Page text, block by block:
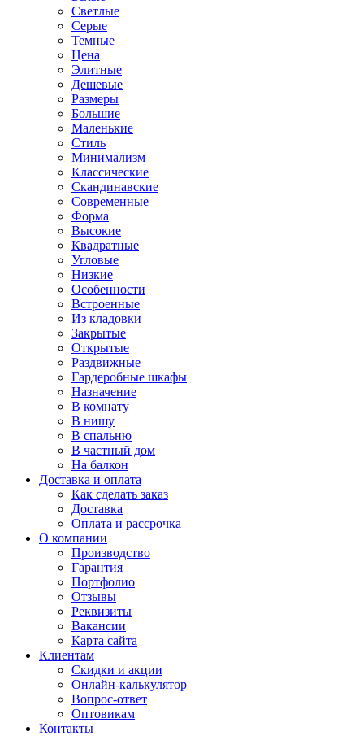
Светлые
Серые
Темные
Цена
Элитные
Дешевые
Размеры
Большие
Маленькие
Стиль
Минимализм
Классические
Скандинавские
Современные
Форма
Высокие
Квадратные
Угловые
Низкие
Особенности
Встроенные
Из кладовки
Закрытые
Открытые
Раздвижные
Гардеробные шкафы
Назначение
В комнату
В нишу
В спальню
В частный дом
На балкон
Доставка и оплата
Как сделать заказ
Доставка
Оплата и рассрочка
О компании
Производство
Гарантия
Портфолио
Отзывы
Реквизиты
Вакансии
Карта сайта
Клиентам
Скидки и акции
Онлайн-калькулятор
Вопрос-ответ
Оптовикам
Контакты